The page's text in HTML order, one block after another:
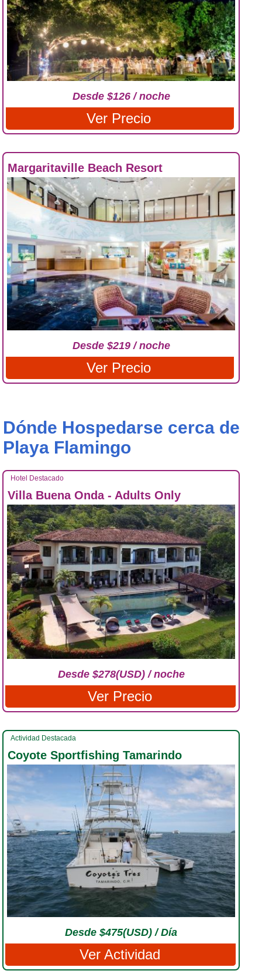
Desde $126 / noche
Ver Precio
Margaritaville Beach Resort
Desde $219 / noche
Ver Precio
Dónde Hospedarse cerca de
Playa Flamingo
Hotel Destacado
Villa Buena Onda - Adults Only
Desde $278(USD) / noche
Ver Precio
Actividad Destacada
Coyote Sportfishing Tamarindo
Desde $475(USD) / Día
Ver Actividad